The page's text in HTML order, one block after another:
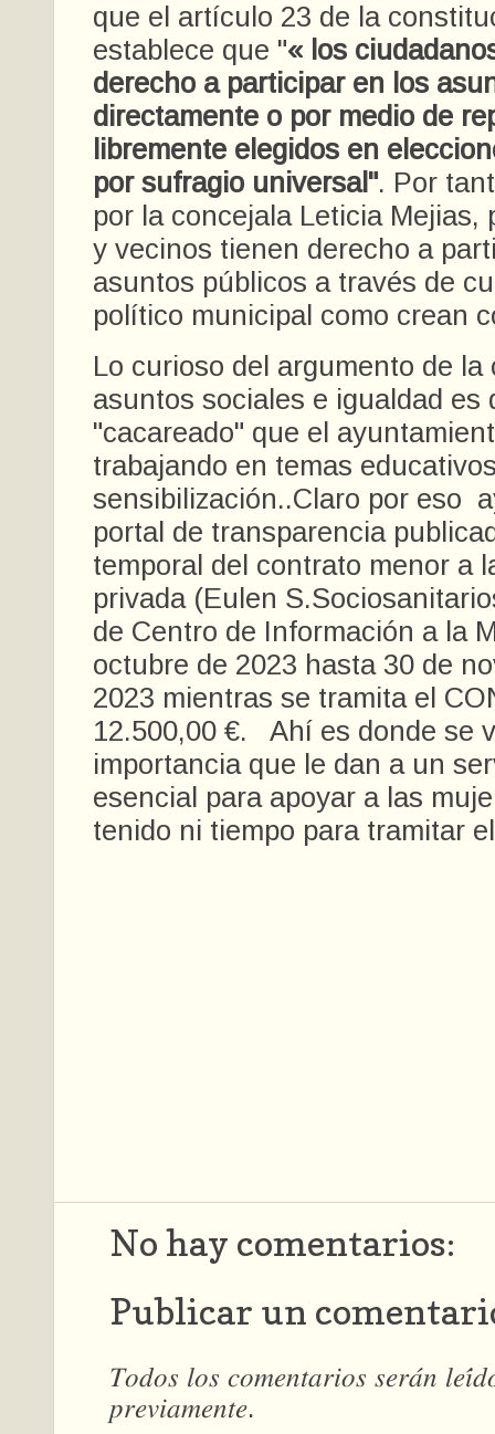
que el artículo 23 de la
establece que "« los
derecho a participar en los
directamente o por medio de
libremente elegidos en
por sufragio universal". Por
por la concejala Leticia Mejias,
y vecinos tienen derecho a
asuntos públicos a través de
político municipal como crean
Lo curioso del argumento de la
asuntos sociales e igualdad es
"cacareado" que el
trabajando en temas
sensibilización..Claro por eso
portal de transparencia
temporal del contrato menor a
privada (Eulen
de Centro de Información a la
octubre de 2023 hasta 30 de
2023 mientras se tramita el
12.500,00 €. Ahí es donde se
importancia que le dan a un
esencial para apoyar a las
tenido ni tiempo para tramitar
No hay comentarios:
Publicar un
𝑇𝑜𝑑𝑜𝑠 𝑙𝑜𝑠 𝑐𝑜𝑚𝑒𝑛𝑡𝑎𝑟𝑖𝑜𝑠 𝑠𝑒𝑟𝑎́𝑛
𝑝𝑟𝑒𝑣𝑖𝑎𝑚𝑒𝑛𝑡𝑒.